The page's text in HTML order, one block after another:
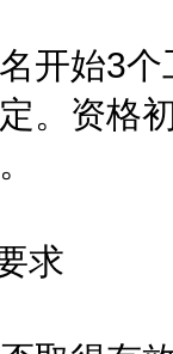
始3个
。资格
求